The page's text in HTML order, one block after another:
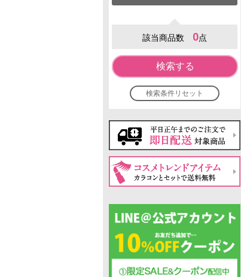
該当商品数 0点
検索する
検索条件リセット